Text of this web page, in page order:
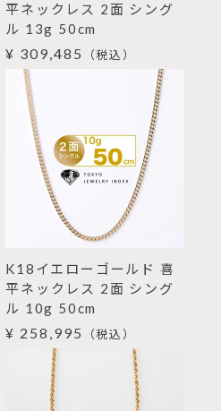
平ネックレス 2面 シング
ル 13g 50cm
¥ 309,485 （税込）
K18イエローゴールド 喜
平ネックレス 2面 シング
ル 10g 50cm
¥ 258,995 （税込）